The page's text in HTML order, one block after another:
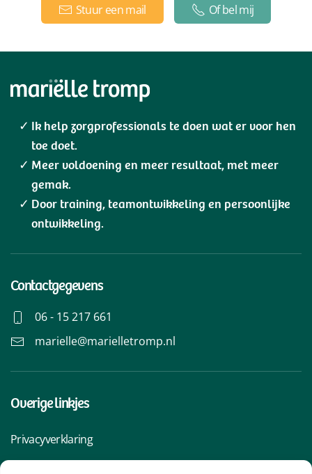
Stuur een mail Of bel mij
Ik help zorgprofessionals te doen wat er voor hen
toe doet.
Meer voldoening en meer resultaat, met meer
gemak.
Door training, teamontwikkeling en persoonlijke
ontwikkeling.
Contactgegevens
06 - 15 217 661
marielle@marielletromp.nl
Overige linkjes
Privacyverklaring
Algemene voorwaarden